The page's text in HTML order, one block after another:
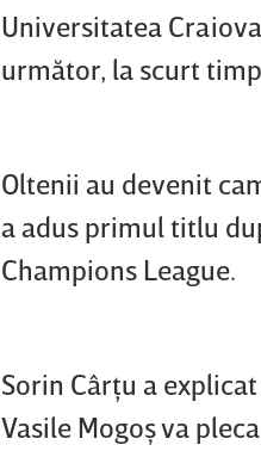
Universitatea
următor, la scurt
Oltenii au devenit
a adus primul titlu
Champions League.
Sorin Cârţu a
Vasile Mogoş va